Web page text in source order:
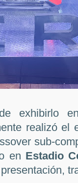
exhibirlo
realizó el
sub-
en Estadio